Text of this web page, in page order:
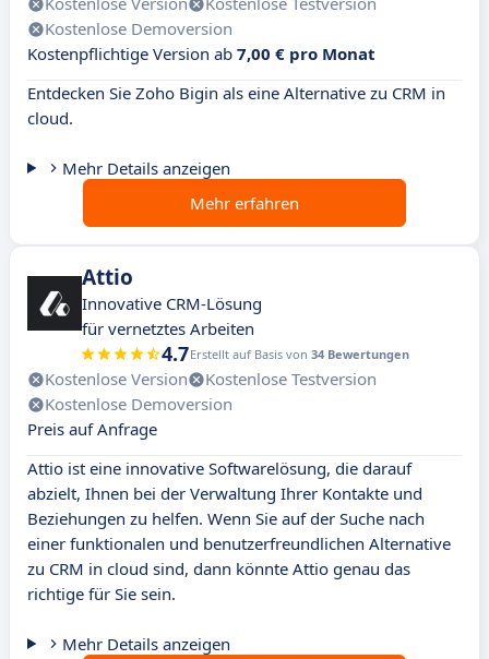
Kostenlose Demoversion
Kostenpflichtige Version ab 7,00 € pro Monat
Entdecken Sie Zoho Bigin als eine Alternative zu CRM in
cloud.
Mehr Details anzeigen
Mehr erfahren
Attio
Innovative CRM-Lösung
für vernetztes Arbeiten
4.7Erstellt auf Basis von 34 Bewertungen
Kostenlose Version
Kostenlose Testversion
Kostenlose Demoversion
Preis auf Anfrage
Attio ist eine innovative Softwarelösung, die darauf
abzielt, Ihnen bei der Verwaltung Ihrer Kontakte und
Beziehungen zu helfen. Wenn Sie auf der Suche nach
einer funktionalen und benutzerfreundlichen Alternative
zu CRM in cloud sind, dann könnte Attio genau das
richtige für Sie sein.
Mehr Details anzeigen